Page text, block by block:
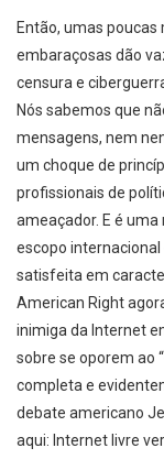
Então, umas
embaraçosas dão
censura e
Nós sabemos que
mensagens, nem
um choque de
profissionais de
ameaçador. E é
escopo
satisfeita em
American Right
inimiga da Internet
sobre se oporem ao
completa e
debate americano
aqui: Internet livre